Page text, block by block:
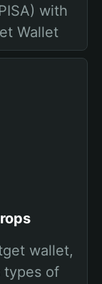
with
Wallet
wallet,
types of